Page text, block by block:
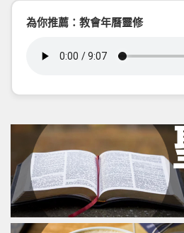
為你推薦：教會年曆靈修